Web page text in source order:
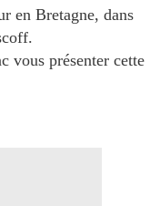
en Bretagne, dans
vous présenter cette